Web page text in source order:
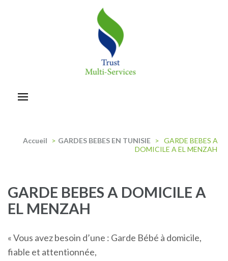
Accueil > GARDES BEBES EN TUNISIE > GARDE BEBES A
DOMICILE A EL MENZAH
GARDE BEBES A DOMICILE A
EL MENZAH
« Vous avez besoin d’une : Garde Bébé à domicile,
fiable et attentionnée,